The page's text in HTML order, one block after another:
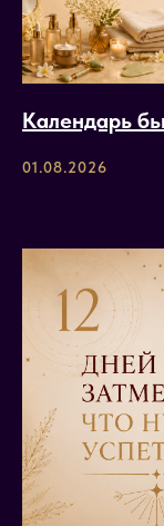
Календарь
01.08.2026
Международная
астрологии Елены